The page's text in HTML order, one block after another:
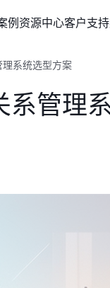
例资源中心客户支持
系统选型方案
系管理